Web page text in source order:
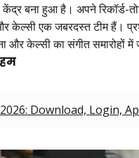
बना हुआ है। अपने रिकॉर्ड-
केल्सी एक जबरदस्त टीम हैं।
और केल्सी का संगीत समारोहों में
Download, Login,